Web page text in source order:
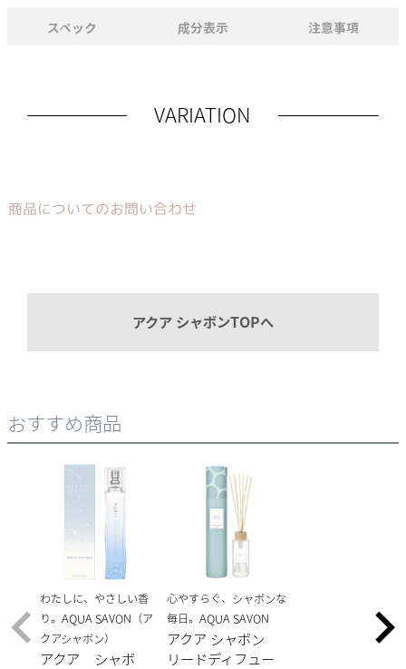
スペック 成分表示 注意事項
VARIATION
商品についてのお問い合わせ
アクア シャボンTOPへ
おすすめ商品
わたしに、やさしい香
り。AQUA SAVON（ア
クアシャボン）
アクア シャボ
心やすらぐ、シャボンな
毎日。AQUA SAVON
アクア シャボン
リードディフュー